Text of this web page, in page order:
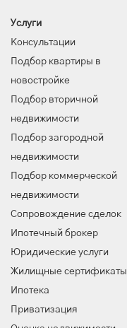
Услуги
Консультации
Подбор квартиры в
новостройке
Подбор вторичной
недвижимости
Подбор загородной
недвижимости
Подбор коммерческой
недвижимости
Сопровождение сделок
Ипотечный брокер
Юридические услуги
Жилищные сертификаты
Ипотека
Приватизация